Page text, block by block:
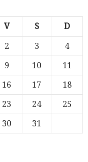
V S D
2 3
4
9 10
11
16 17
18
23 24
25
30
31